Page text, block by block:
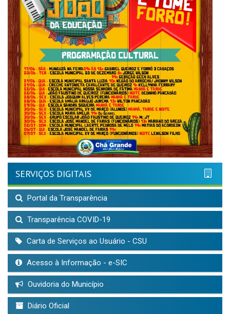
SERVIÇOS DIGITAIS
Portal da Transparência
Transparência COVID-19
Carta de Serviços ao Usuário - CSU
Acesso à Informação - e-SIC
Ouvidoria do Município
Diário Oficial